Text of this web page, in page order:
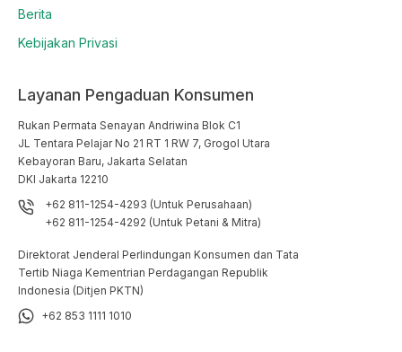
Berita
Kebijakan Privasi
Layanan Pengaduan Konsumen
Rukan Permata Senayan Andriwina Blok C1
JL Tentara Pelajar No 21 RT 1 RW 7, Grogol Utara
Kebayoran Baru, Jakarta Selatan
DKI Jakarta 12210
+62 811-1254-4293 (Untuk Perusahaan)
+62 811-1254-4292 (Untuk Petani & Mitra)
Direktorat Jenderal Perlindungan Konsumen dan Tata
Tertib Niaga Kementrian Perdagangan Republik
Indonesia (Ditjen PKTN)
+62 853 1111 1010